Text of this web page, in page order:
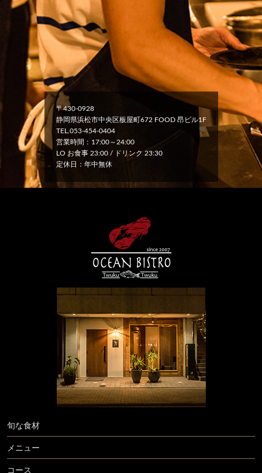
〒430-0928
静岡県浜松市中央区板屋町672 FOOD 昂ビル1F
TEL.053-454-0404
営業時間：17:00～24:00
LO お食事 23:00 / ドリンク 23:30
定休日：年中無休
旬な食材
メニュー
コース